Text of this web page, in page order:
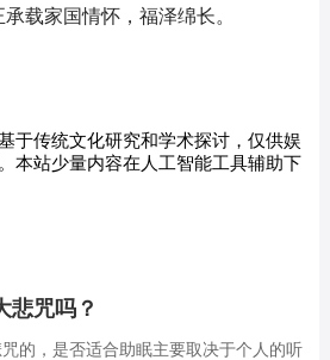
承载家国情怀，福泽绵长。
于传统文化研究和学术探讨，仅供娱
本站少量内容在人工智能工具辅助下
悲咒吗？
的，是否适合助眠主要取决于个人的听